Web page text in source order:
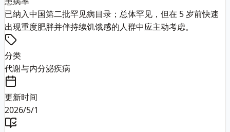
已纳入中国第二批罕见病目录；总体罕见，但在 5 岁前快速
出现重度肥胖并伴持续饥饿感的人群中应主动考虑。
分类
代谢与内分泌疾病
更新时间
2026/5/1